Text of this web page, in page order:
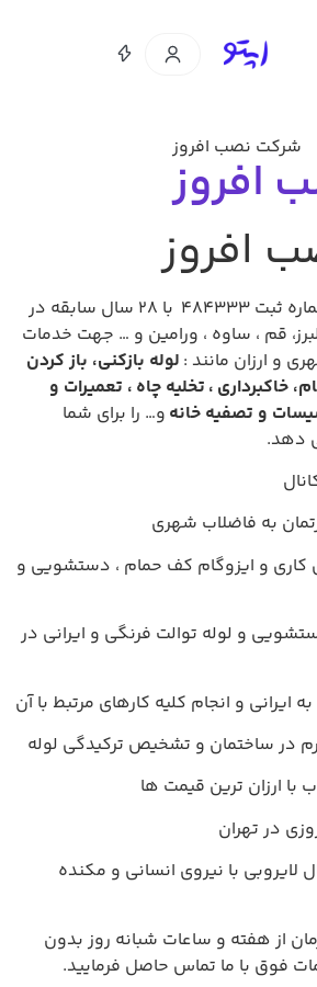
با شماره ثبت 484333 با 28 سال سابقه در
، ورامین و … جهت خدمات
:لوله بازکنی، باز کردن
، تخلیه چاه ، تعمیرات و
خانهو… را برای شما
شهری
کف حمام ، دستشویی و
توالت فرنگی و ایرانی در
کلیه کارهای مرتبط با آن
و تشخیص ترکیدگی لوله
قیمت ها
نیروی انسانی و مکنده
و ساعات شبانه روز بدون
تماس حاصل فرمایید.